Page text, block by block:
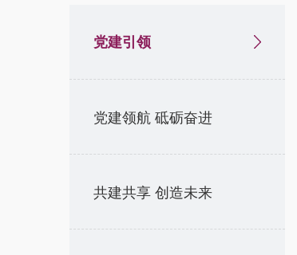
党建引领
党建领航 砥砺奋进
共建共享 创造未来